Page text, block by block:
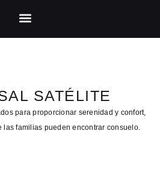
SATÉLITE
para proporcionar serenidad y confort,
las familias pueden encontrar consuelo.